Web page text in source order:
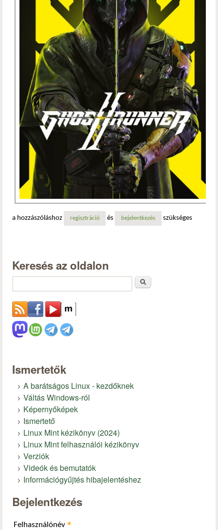
a hozzászóláshoz regisztráció és bejelentkezés szükséges
Keresés az oldalon
Ismertetők
A barátságos Linux - kezdőknek
Váltás Windows-ról
Képernyőképek
Ismertető
Linux Mint kézikönyv (2024)
Linux Mint felhasználói kézikönyv
Verziók
Videók és bemutatók
Információgyűjtés hibajelentéshez
Bejelentkezés
Felhasználónév *